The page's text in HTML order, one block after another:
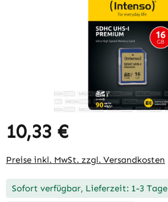
Regulärer Preis:
10,33 €
Preise inkl. MwSt. zzgl. Versandkosten
Sofort verfügbar, Lieferzeit: 1-3 Tage